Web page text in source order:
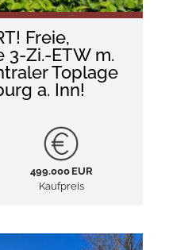
Freie,
Zi.-ETW m.
Toplage
a. Inn!
499.000 EUR
Kaufpreis